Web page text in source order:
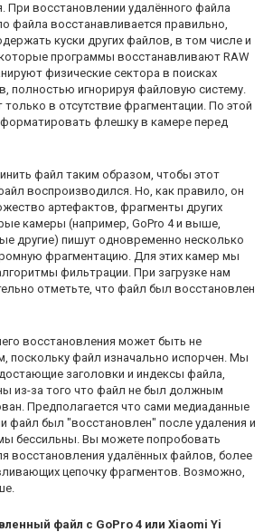
При восстановлении удалённого файла
файла восстанавливается правильно,
куски других файлов, в том числе и
программы восстанавливают RAW
физические сектора в поисках
полностью игнорируя файловую систему.
в отсутствие фрагментации. По этой
флешку в камере перед
файл таким образом, чтобы этот
воспроизводился. Но, как правило, он
артефактов, фрагменты других
камеры (например, GoPro 4 и выше,
другие) пишут одновременно несколько
фрагментацию. Для этих камер мы
фильтрации. При загрузке нам
отметьте, что файл был восстановлен
восстановления может быть не
поскольку файл изначально испорчен. Мы
заголовки и индексы файла,
из-за того что файл не был должным
Предполагается что сами медиаданные
файл был "восстановлен" после удаления и
бессильны. Вы можете попробовать
восстановления удалённых файлов, более
цепочку фрагментов. Возможно,
файл с GoPro 4 или Xiaomi Yi